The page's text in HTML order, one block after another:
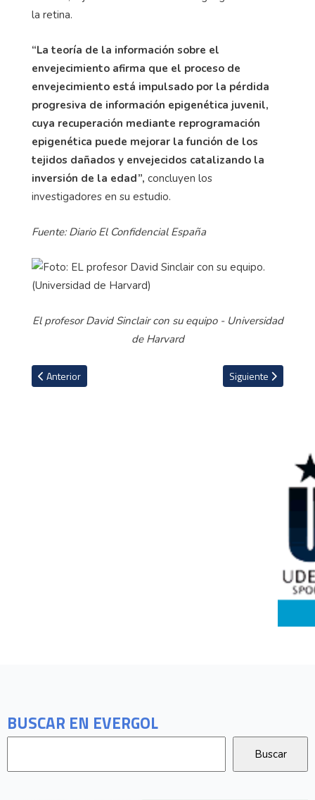
BUSCAR EN EVERGOL
la retina.
“La teoría de la información sobre el
envejecimiento afirma que el proceso de
envejecimiento está impulsado por la pérdida
progresiva de información epigenética juvenil,
cuya recuperación mediante reprogramación
epigenética puede mejorar la función de los
tejidos dañados y envejecidos catalizando la
inversión de la edad”, concluyen los
investigadores en su estudio.
Fuente: Diario El Confidencial España
El profesor David Sinclair con su equipo - Universidad
de Harvard
Artículo anterior: Familia de Gattuso habría sido víctima de
Anterior Artículo siguiente:
Siguiente